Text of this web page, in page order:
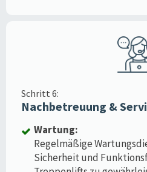
Schritt 6:
Nachbetreuung &
Wartung:
Regelmäßige
Sicherheit und